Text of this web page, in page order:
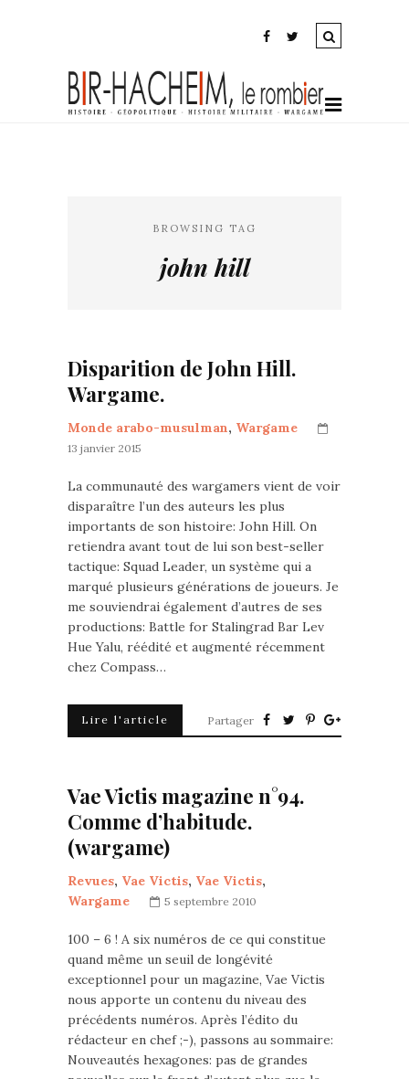
BROWSING TAG
john hill
Disparition de John Hill.
Wargame.
Monde arabo-musulman, Wargame
13 janvier 2015
La communauté des wargamers vient de voir
disparaître l’un des auteurs les plus
importants de son histoire: John Hill. On
retiendra avant tout de lui son best-seller
tactique: Squad Leader, un système qui a
marqué plusieurs générations de joueurs. Je
me souviendrai également d’autres de ses
productions: Battle for Stalingrad Bar Lev
Hue Yalu, réédité et augmenté récemment
chez Compass…
Lire l'article Partager
Vae Victis magazine n°94.
Comme d’habitude.
(wargame)
Revues, Vae Victis, Vae Victis,
Wargame
5 septembre 2010
100 – 6 ! A six numéros de ce qui constitue
quand même un seuil de longévité
exceptionnel pour un magazine, Vae Victis
nous apporte un contenu du niveau des
précédents numéros. Après l’édito du
rédacteur en chef ;-), passons au sommaire:
Nouveautés hexagones: pas de grandes